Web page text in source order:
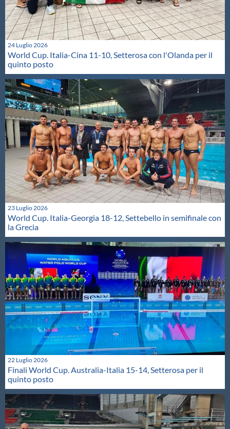
24 Luglio 2026
World Cup. Italia-Cina 11-10, Setterosa con l'Olanda per il
quinto posto
23 Luglio 2026
World Cup. Italia-Georgia 18-12, Settebello in semifinale con
la Grecia
22 Luglio 2026
Finali World Cup. Australia-Italia 15-14, Setterosa per il
quinto posto